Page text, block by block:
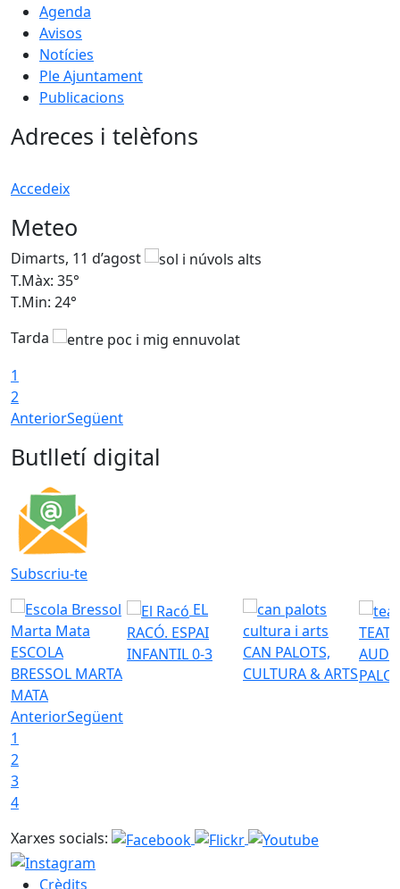
Agenda
Avisos
Notícies
Ple Ajuntament
Publicacions
Adreces i telèfons
Accedeix
Meteo
Dimarts, 11 d’agost
T.Màx: 35°
T.Min: 24°
Tarda
1
2
AnteriorSegüent
Butlletí digital
Subscriu-te
ESCOLA
BRESSOL MARTA
MATA
EL
RACÓ. ESPAI
INFANTIL 0-3
CAN PALOTS,
CULTURA & ARTS
AnteriorSegüent
1
2
3
4
Xarxes socials:
Crèdits